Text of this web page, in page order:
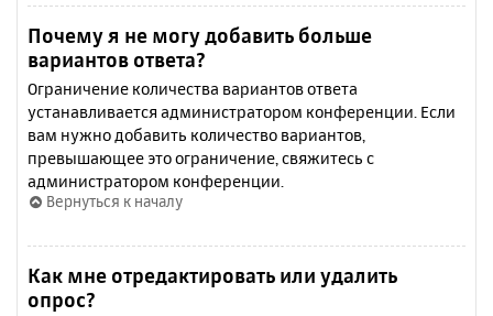
Почему я не могу добавить больше
вариантов ответа?
Ограничение количества вариантов ответа
устанавливается администратором конференции. Если
вам нужно добавить количество вариантов,
превышающее это ограничение, свяжитесь с
администратором конференции.
Вернуться к началу
Как мне отредактировать или удалить
опрос?